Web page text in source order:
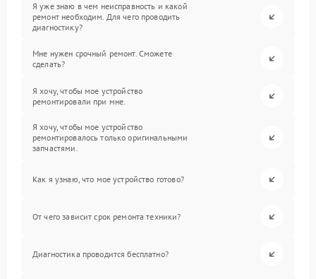
Я уже знаю в чем неисправность и какой
ремонт необходим. Для чего проводить
диагностику?
Мне нужен срочный ремонт. Сможете
сделать?
Я хочу, чтобы мое устройство
ремонтировали при мне.
Я хочу, чтобы мое устройство
ремонтировалось только оригинальными
запчастями.
Как я узнаю, что мое устройство готово?
От чего зависит срок ремонта техники?
Диагностика проводится бесплатно?